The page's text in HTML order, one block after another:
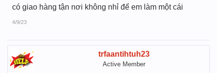
có giao hàng tận nơi không nhỉ để em làm một cái
4/9/23
trfaantihtuh23
Active Member